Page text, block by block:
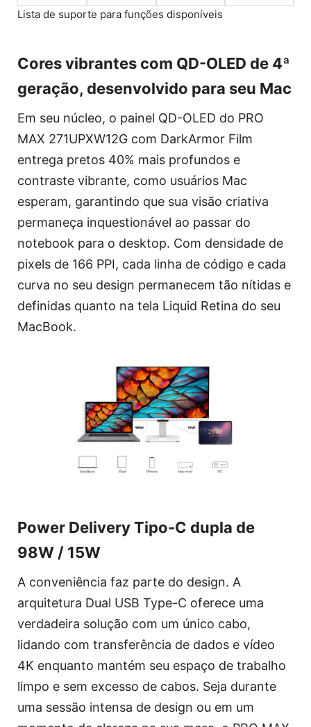
Lista de suporte para funções disponíveis
Cores vibrantes com QD-OLED de 4ª
geração, desenvolvido para seu Mac
Em seu núcleo, o painel QD-OLED do PRO
MAX 271UPXW12G com DarkArmor Film
entrega pretos 40% mais profundos e
contraste vibrante, como usuários Mac
esperam, garantindo que sua visão criativa
permaneça inquestionável ao passar do
notebook para o desktop. Com densidade de
pixels de 166 PPI, cada linha de código e cada
curva no seu design permanecem tão nítidas e
definidas quanto na tela Liquid Retina do seu
MacBook.
Power Delivery Tipo-C dupla de
98W / 15W
A conveniência faz parte do design. A
arquitetura Dual USB Type-C oferece uma
verdadeira solução com um único cabo,
lidando com transferência de dados e vídeo
4K enquanto mantém seu espaço de trabalho
limpo e sem excesso de cabos. Seja durante
uma sessão intensa de design ou em um